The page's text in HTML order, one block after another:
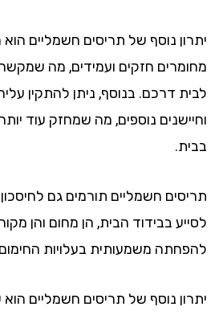
נוסף של תריסים חשמליים הוא
חזקים ועמידים, מה שמקשה על
דרכם. בנוסף, ניתן להתקין עליהם
נוספים, מה שמחזק עוד יותר
חשמליים תורמים גם לחיסכון
בבידוד הבית, הן מחום והן מקור, מה
משמעותית בעלויות החימום
נוסף של תריסים חשמליים הוא שהם